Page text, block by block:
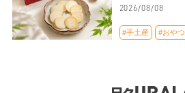
2026/08/08
#手土産 #おやつ